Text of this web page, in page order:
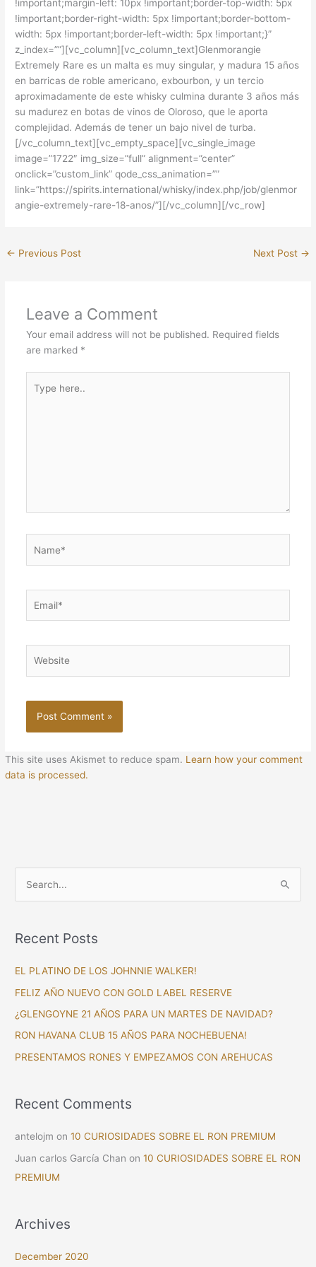
!important;margin-left: 10px !important;border-top-width: 5px
!important;border-right-width: 5px !important;border-bottom-
width: 5px !important;border-left-width: 5px !important;}”
z_index=””][vc_column][vc_column_text]Glenmorangie
Extremely Rare es un malta es muy singular, y madura 15 años
en barricas de roble americano, exbourbon, y un tercio
aproximadamente de este whisky culmina durante 3 años más
su madurez en botas de vinos de Oloroso, que le aporta
complejidad. Además de tener un bajo nivel de turba.
[/vc_column_text][vc_empty_space][vc_single_image
image=”1722″ img_size=”full” alignment=”center”
onclick=”custom_link” qode_css_animation=””
link=”https://spirits.international/whisky/index.php/job/glenmor
angie-extremely-rare-18-anos/”][/vc_column][/vc_row]
← Previous Post Next Post →
Leave a Comment
Your email address will not be published. Required fields
are marked *
here..
This site uses Akismet to reduce spam. Learn how your comment
data is processed.
r
o
r
:
Recent Posts
EL PLATINO DE LOS JOHNNIE WALKER!
FELIZ AÑO NUEVO CON GOLD LABEL RESERVE
¿GLENGOYNE 21 AÑOS PARA UN MARTES DE NAVIDAD?
RON HAVANA CLUB 15 AÑOS PARA NOCHEBUENA!
PRESENTAMOS RONES Y EMPEZAMOS CON AREHUCAS
Recent Comments
antelojm on10 CURIOSIDADES SOBRE EL RON PREMIUM
Juan carlos García Chan on10 CURIOSIDADES SOBRE EL RON
PREMIUM
Archives
December 2020